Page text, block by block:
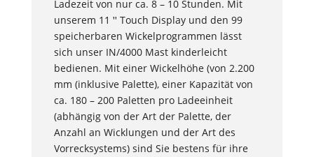
Ladezeit von nur ca. 8 – 10 Stunden. Mit
unserem 11 ꞌꞌ Touch Display und den 99
speicherbaren Wickelprogrammen lässt
sich unser IN/4000 Mast kinderleicht
bedienen. Mit einer Wickelhöhe (von 2.200
mm (inklusive Palette), einer Kapazität von
ca. 180 – 200 Paletten pro Ladeeinheit
(abhängig von der Art der Palette, der
Anzahl an Wicklungen und der Art des
Vorrecksystems) sind Sie bestens für ihre